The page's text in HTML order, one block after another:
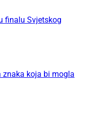
finalu Svjetskog
znaka koja bi mogla